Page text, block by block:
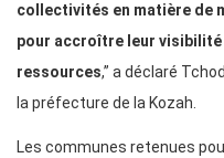
collectivités en matière
pour accroître leur
ressources,” a déclaré
la préfecture de la Kozah.
Les communes retenues